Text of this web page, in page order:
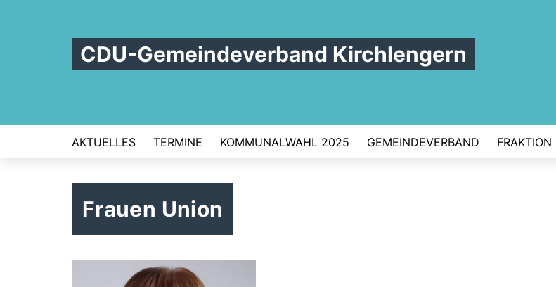
CDU-Gemeindeverband Kirchlengern
AKTUELLES TERMINE KOMMUNALWAHL 2025 GEMEINDEVERBAND FRAKTION
Frauen Union